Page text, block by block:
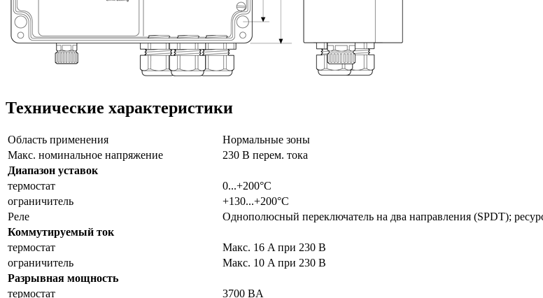
Технические характеристики
Область применения
Нормальные зоны
Макс. номинальное напряжение
230 В перем. тока
Диапазон уставок
термостат
0...+200°C
ограничитель
+130...+200°C
Реле
Однополюсный переключатель на два направления (SPDT);
Коммутируемый ток
термостат
Макс. 16 A при 230 В
ограничитель
Макс. 10 A при 230 В
Разрывная мощность
термостат
3700 BA